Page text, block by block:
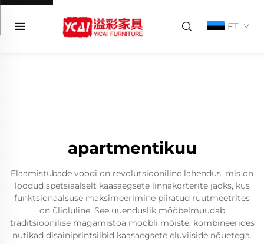
ET
apartmentikuu
Elaamistubade voodi on revolutsiooniline lahendus, mis on
loodud spetsiaalselt kaasaegsete linnakorterite jaoks, kus
funktsionaalsuse maksimeerimine piiratud ruutmeetrites
on ülioluline. See uuenduslik mööbelmuudab
traditsioonilise magamistoa mööbli mõiste, kombineerides
nutikad disainiprintsiibid kaasaegsete eluviiside nõuetega.